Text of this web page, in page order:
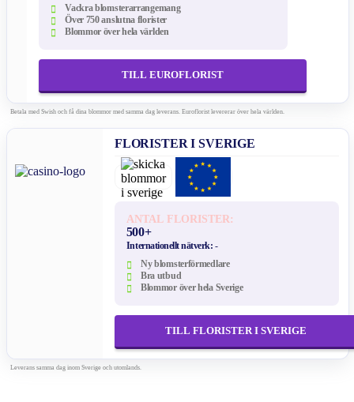
Vackra blomsterarrangemang
Över 750 anslutna florister
Blommor över hela världen
TILL EUROFLORIST
Betala med Swish och få dina blommor med samma dag leverans. Euroflorist levererar över hela världen.
FLORISTER I SVERIGE
ANTAL FLORISTER:
500+
Internationellt nätverk: -
Ny blomsterförmedlare
Bra utbud
Blommor över hela Sverige
TILL FLORISTER I SVERIGE
Leverans samma dag inom Sverige och utomlands.